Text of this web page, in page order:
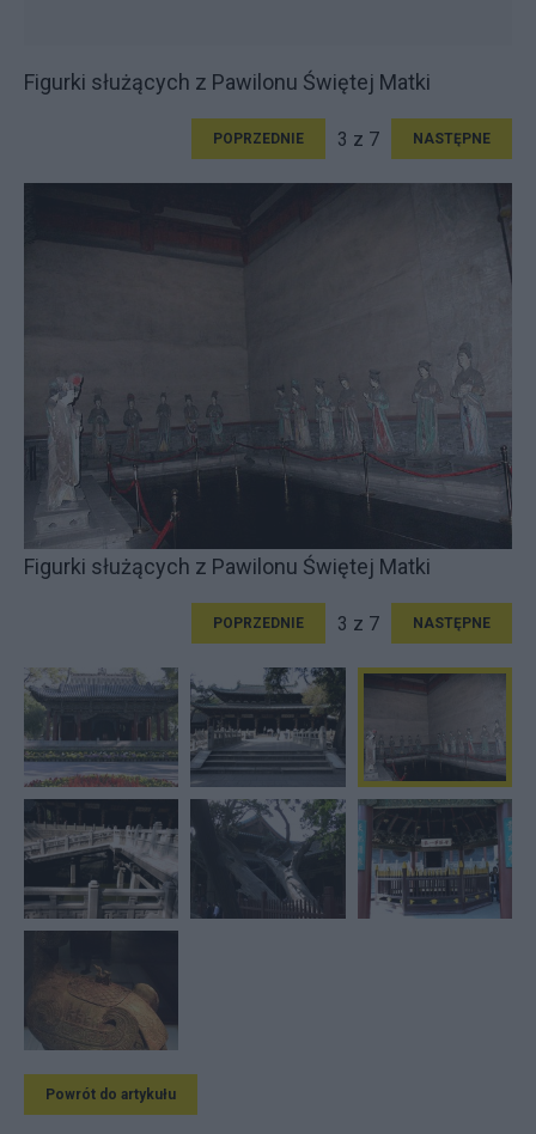
Figurki służących z Pawilonu Świętej Matki
POPRZEDNIE 3 z 7 NASTĘPNE
Figurki służących z Pawilonu Świętej Matki
POPRZEDNIE 3 z 7 NASTĘPNE
Powrót do artykułu